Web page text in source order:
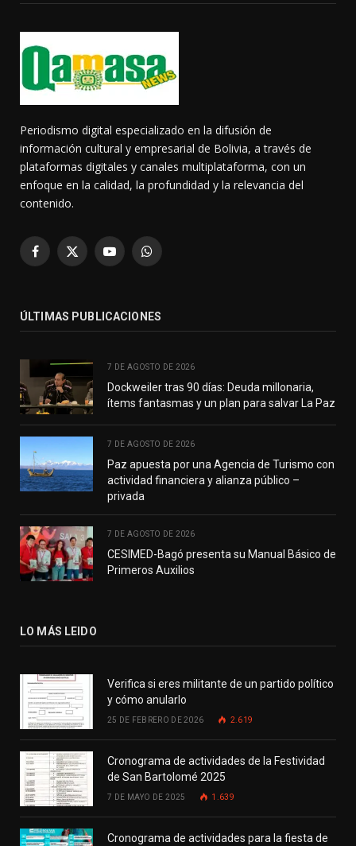
Periodismo digital especializado en la difusión de
información cultural y empresarial de Bolivia, a través de
plataformas digitales y canales multiplataforma, con un
enfoque en la calidad, la profundidad y la relevancia del
contenido.
Facebook
X
YouTubeWhatsApp
ÚLTIMAS PUBLICACIONES
7 DE AGOSTO DE 2026
Dockweiler tras 90 días: Deuda millonaria,
ítems fantasmas y un plan para salvar La Paz
7 DE AGOSTO DE 2026
Paz apuesta por una Agencia de Turismo con
actividad financiera y alianza público –
privada
7 DE AGOSTO DE 2026
CESIMED-Bagó presenta su Manual Básico de
Primeros Auxilios
LO MÁS LEIDO
Verifica si eres militante de un partido político
y cómo anularlo
25 DE FEBRERO DE 2026 2.619
Cronograma de actividades de la Festividad
de San Bartolomé 2025
7 DE MAYO DE 2025 1.639
Cronograma de actividades para la fiesta de